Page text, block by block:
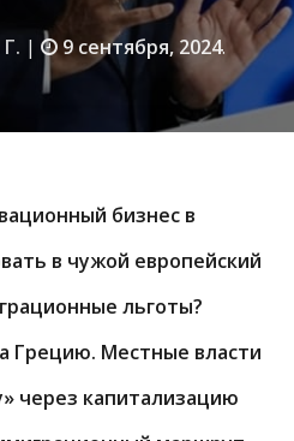
| 9 сентября, 2024.
бизнес в
в чужой европейский
льготы?
Грецию. Местные власти
через капитализацию